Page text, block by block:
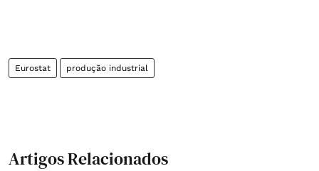
Eurostat produção industrial
Artigos Relacionados